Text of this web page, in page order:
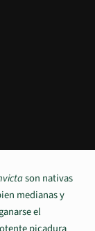
son nativas
medianas y
el